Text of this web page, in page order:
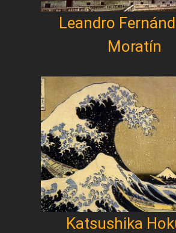
Leandro
Moratín
Katsushika